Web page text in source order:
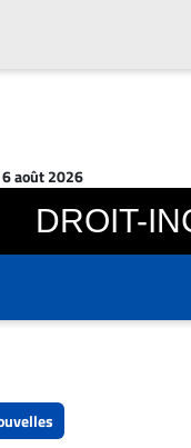
août 2026
DROIT-